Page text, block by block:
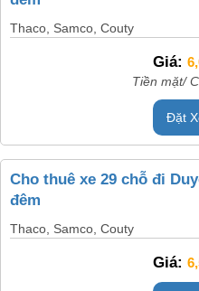
Thaco, Samco, Couty
Giá:
Tiền mặt/
Đặt
Cho thuê xe 29 chỗ đi
đêm
Thaco, Samco, Couty
Giá: